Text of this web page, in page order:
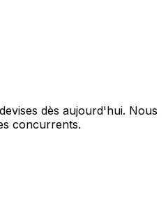
dès aujourd'hui. Nous
concurrents.